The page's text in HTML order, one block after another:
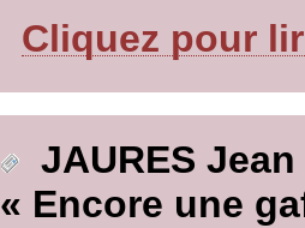
Cliquez pour
JAURES Jean
« Encore une